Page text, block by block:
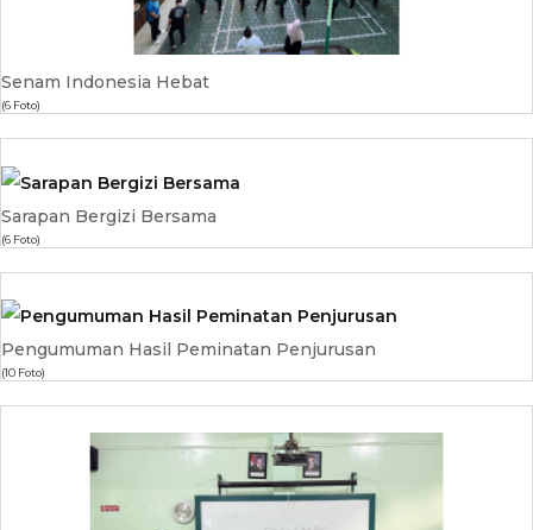
Senam Indonesia Hebat
(6 Foto)
Sarapan Bergizi Bersama
(6 Foto)
Pengumuman Hasil Peminatan Penjurusan
(10 Foto)